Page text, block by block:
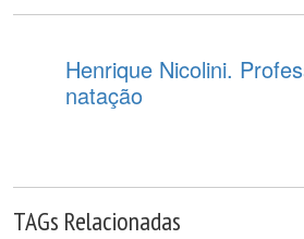
Henrique Nicolini.
natação
TAGs Relacionadas